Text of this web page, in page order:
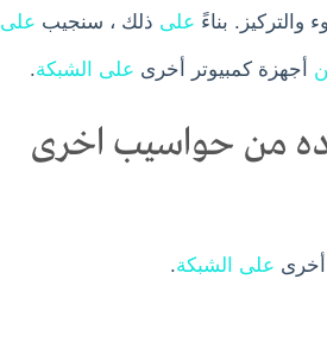
والتركيز. بناءً على ذلك ، سنجيب على
أجهزة كمبيوتر أخرى على الشبكة.
من حواسيب اخرى
أخرى على الشبكة.